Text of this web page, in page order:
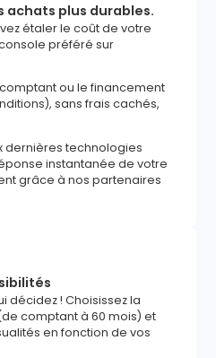
achats plus durables.
étaler le coût de votre
préféré sur
ou le financement
sans frais cachés,
dernières technologies
instantanée de votre
grâce à nos partenaires
décidez ! Choisissez la
comptant à 60 mois) et
en fonction de vos